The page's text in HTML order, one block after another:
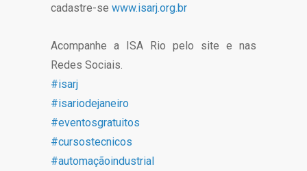
cadastre-se www.isarj.org.br
Acompanhe a ISA Rio pelo site e nas
Redes Sociais.
#isarj
#isariodejaneiro
#eventosgratuitos
#cursostecnicos
#automaçãoindustrial